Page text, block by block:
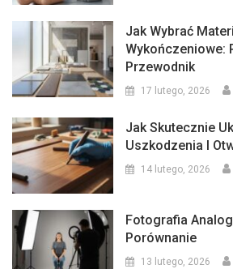
Jak Wybrać
Wykończeniowe:
Przewodnik
17 lutego, 2026
Jak Skutecznie
Uszkodzenia I
14 lutego, 2026
Fotografia
Porównanie
13 lutego, 2026